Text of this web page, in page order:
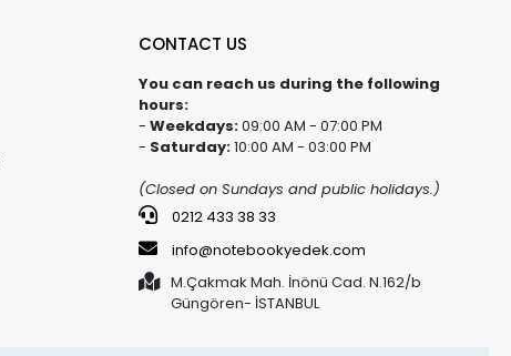
CONTACT US
You can reach us during the following
hours:
- Weekdays:09:00 AM - 07:00 PM
- Saturday:10:00 AM - 03:00 PM
(Closed on Sundays and public holidays.)
0212 433 38 33
info@notebookyedek.com
M.Çakmak Mah. İnönü Cad. N.162/b
Güngören- İSTANBUL